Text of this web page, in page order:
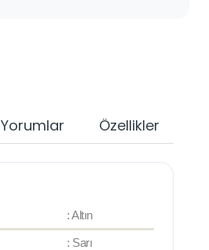
Yorumlar Özellikler
: Altın
: Sarı